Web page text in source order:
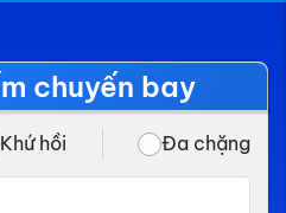
chuyến bay
Khứ hồi Đa chặng